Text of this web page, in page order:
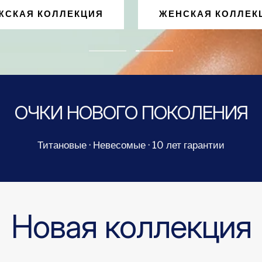
КОЛЛЕКЦИЯ ЖЕНСКАЯ
к
{{номер}}
Перейти
к
{{номер}}
ОЧКИ НОВОГО ПОКОЛЕНИЯ
Титановые · Невесомые · 10 лет гарантии
Новая коллекция